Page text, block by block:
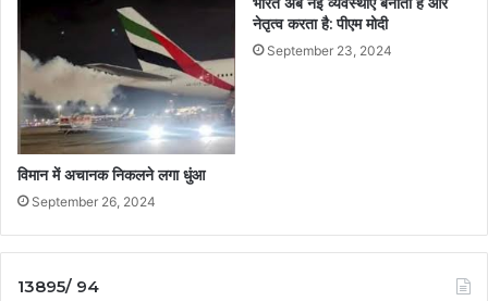
विमान में अचानक निकलने लगा धुंआ
September 26, 2024
नेतृत्व करता है: पीएम मोदी
September 23, 2024
13895/ 94